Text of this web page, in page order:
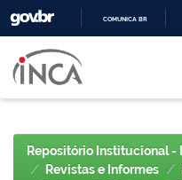
COMUNICA BR
navigation
Repositório Institucional -
Revistas e Informes